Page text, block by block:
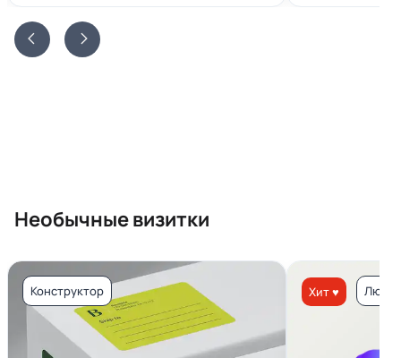
Необычные визитки
Конструктор Хит ♥ Люкс